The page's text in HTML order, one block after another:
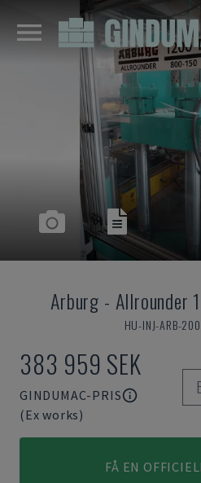
Arburg - Allrounder
HU-INJ-ARB-
383 959 SEK
GINDUMAC-PRIS
(Ex works)
FÅ EN